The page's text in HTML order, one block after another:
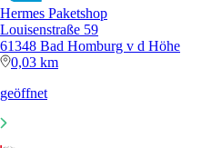
Hermes Paketshop
Louisenstraße 59
61348 Bad Homburg v d Höhe
0,03 km
geöffnet